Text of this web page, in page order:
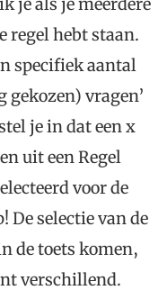
regel hebt staan.
specifiek aantal
vragen’
je in dat een x
uit een Regel
voor de
De selectie van de
de toets komen,
verschillend.